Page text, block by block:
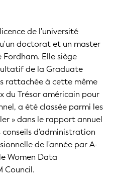
de l'université
doctorat et un master
Elle siège
de la Graduate
rattachée à cette même
du Trésor américain pour
a été classée parmi les
» dans le rapport annuel
d'administration
de l'année par A-
Women Data
Council.